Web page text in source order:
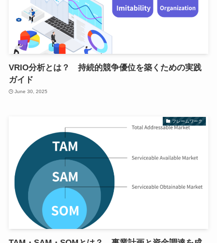
VRIO分析とは？ 持続的競争優位を築くための実践
ガイド
June 30, 2025
フレームワーク